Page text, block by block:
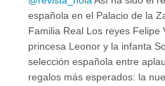
española en el Palacio de la
Familia Real Los reyes Felipe
princesa Leonor y la infanta
selección española entre
regalos más esperados: la